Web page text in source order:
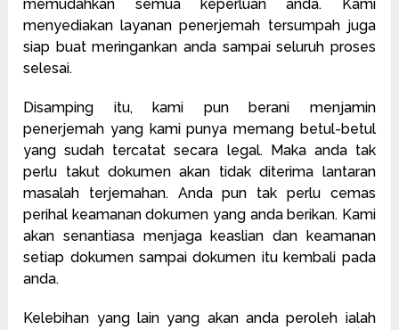
memudahkan semua keperluan anda. Kami
menyediakan layanan penerjemah tersumpah juga
siap buat meringankan anda sampai seluruh proses
selesai.
Disamping itu, kami pun berani menjamin
penerjemah yang kami punya memang betul-betul
yang sudah tercatat secara legal. Maka anda tak
perlu takut dokumen akan tidak diterima lantaran
masalah terjemahan. Anda pun tak perlu cemas
perihal keamanan dokumen yang anda berikan. Kami
akan senantiasa menjaga keaslian dan keamanan
setiap dokumen sampai dokumen itu kembali pada
anda.
Kelebihan yang lain yang akan anda peroleh ialah